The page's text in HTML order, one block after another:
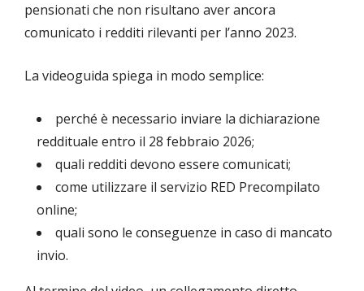
pensionati che non risultano aver ancora
comunicato i redditi rilevanti per l’anno 2023.
La videoguida spiega in modo semplice:
perché è necessario inviare la dichiarazione
reddituale entro il 28 febbraio 2026;
quali redditi devono essere comunicati;
come utilizzare il servizio RED Precompilato
online;
quali sono le conseguenze in caso di mancato
invio.